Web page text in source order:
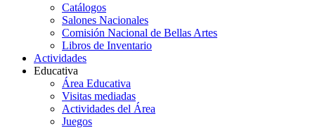
Catálogos
Salones Nacionales
Comisión Nacional de Bellas Artes
Libros de Inventario
Actividades
Educativa
Área Educativa
Visitas mediadas
Actividades del Área
Juegos